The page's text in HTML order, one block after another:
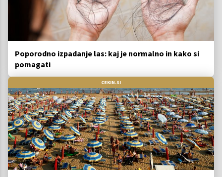
Poporodno izpadanje las: kaj je normalno in kako si
pomagati
CEKIN.SI